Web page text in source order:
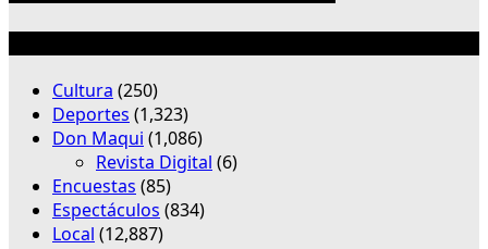
Cultura (250)
Deportes (1,323)
Don Maqui (1,086)
Revista Digital (6)
Encuestas (85)
Espectáculos (834)
Local (12,887)